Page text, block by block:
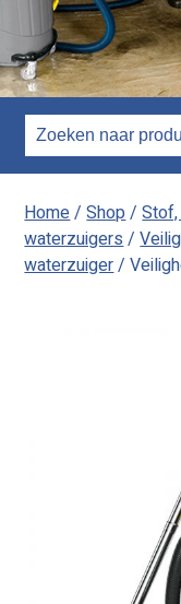
Home/Shop/
waterzuigers/
waterzuiger/